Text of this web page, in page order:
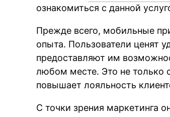
ознакомиться с данной
Прежде всего, мобильные
опыта. Пользователи ценят
предоставляют им
любом месте. Это не только
повышает лояльность
С точки зрения маркетинга